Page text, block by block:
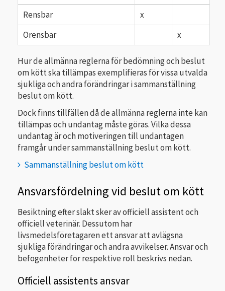
Rensbar
x
Orensbar
x
Hur de allmänna reglerna för bedömning och beslut
om kött ska tillämpas exemplifieras för vissa utvalda
sjukliga och andra förändringar i sammanställning
beslut om kött.
Dock finns tillfällen då de allmänna reglerna inte kan
tillämpas och undantag måste göras. Vilka dessa
undantag är och motiveringen till undantagen
framgår under sammanställning beslut om kött.
Sammanställning beslut om kött
Ansvarsfördelning vid beslut om kött
Besiktning efter slakt sker av officiell assistent och
officiell veterinär. Dessutom har
livsmedelsföretagaren ett ansvar att avlägsna
sjukliga förändringar och andra avvikelser. Ansvar och
befogenheter för respektive roll beskrivs nedan.
Officiell assistents ansvar